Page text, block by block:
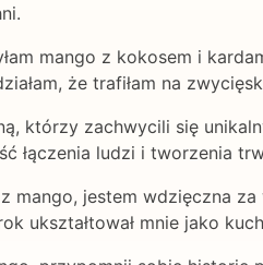
mango z kokosem i
że trafiłam na
którzy zachwycili się
łączenia ludzi i tworzenia
jestem wdzięczna
ukształtował mnie jako